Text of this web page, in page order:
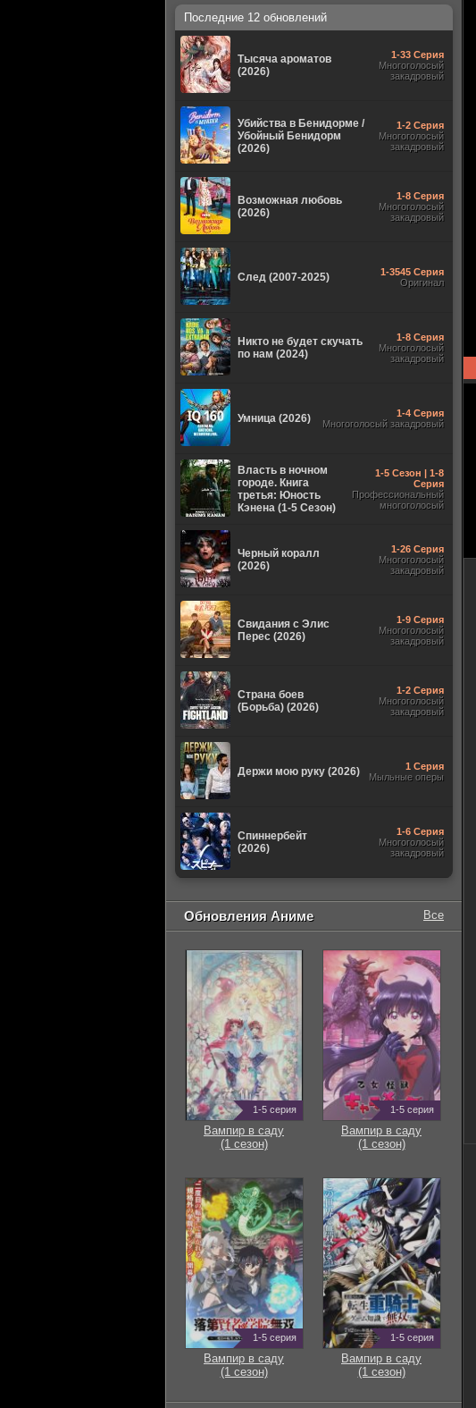
Последние 12 обновлений
Тысяча ароматов
(2026)
1-33 Серия
Многоголосый
закадровый
Убийства в Бенидорме /
Убойный Бенидорм
(2026)
1-2 Серия
Многоголосый
закадровый
Возможная любовь
(2026)
1-8 Серия
Многоголосый
закадровый
След (2007-2025)
1-3545 Серия
Оригинал
Никто не будет скучать
по нам (2024)
1-8 Серия
Многоголосый
закадровый
Умница (2026)
1-4 Серия
Многоголосый закадровый
Власть в ночном
городе. Книга
третья: Юность
Кэнена (1-5 Сезон)
1-5 Сезон | 1-8
Серия
Профессиональный
многоголосый
Черный коралл
(2026)
1-26 Серия
Многоголосый
закадровый
Свидания с Элис
Перес (2026)
1-9 Серия
Многоголосый
закадровый
Страна боев
(Борьба) (2026)
1-2 Серия
Многоголосый
закадровый
Держи мою руку (2026)
1 Серия
Мыльные оперы
Спиннербейт
(2026)
1-6 Серия
Многоголосый
закадровый
Обновления Аниме Все
1-5 серия
Вампир в саду
(1 сезон)
1-5 серия
Вампир в саду
(1 сезон)
1-5 серия
Вампир в саду
(1 сезон)
1-5 серия
Вампир в саду
(1 сезон)